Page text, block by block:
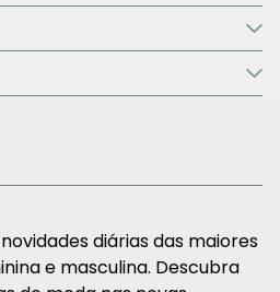
diárias das maiores
e masculina. Descubra